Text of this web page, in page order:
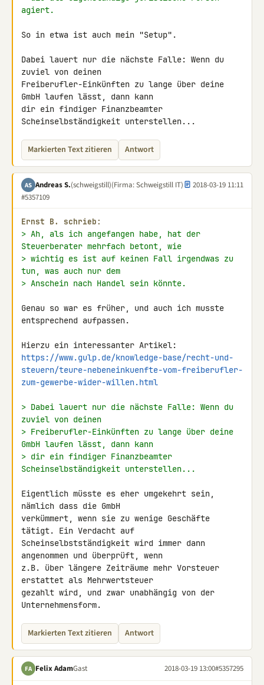
agiert.
So in etwa ist auch mein "Setup".
Dabei lauert nur die nächste Falle: Wenn du
zuviel von deinen
Freiberufler-Einkünften zu lange über deine
GmbH laufen lässt, dann kann
dir ein findiger Finanzbeamter
Scheinselbständigkeit unterstellen...
Markierten Text zitieren Antwort
AS Andreas S.(schweigstill)(Firma: Schweigstill IT)
2018-03-19 11:11
#5357109
Εrnst B. schrieb:
> Ah, als ich angefangen habe, hat der
Steuerberater mehrfach betont, wie
> wichtig es ist auf keinen Fall irgendwas zu
tun, was auch nur dem
> Anschein nach Handel sein könnte.
Genau so war es früher, und auch ich musste
entsprechend aufpassen.
https://www.gulp.de/knowledge-base/recht-und-
steuern/teure-nebeneinkuenfte-vom-freiberufler-
zum-gewerbe-wider-willen.html
> Dabei lauert nur die nächste Falle: Wenn du
zuviel von deinen
> Freiberufler-Einkünften zu lange über deine
GmbH laufen lässt, dann kann
> dir ein findiger Finanzbeamter
Scheinselbständigkeit unterstellen...
Eigentlich müsste es eher umgekehrt sein,
nämlich dass die GmbH
verkümmert, wenn sie zu wenige Geschäfte
tätigt. Ein Verdacht auf
Scheinselbstständigkeit wird immer dann
angenommen und überprüft, wenn
z.B. über längere Zeiträume mehr Vorsteuer
erstattet als Mehrwertsteuer
gezahlt wird, und zwar unabhängig von der
Unternehmensform.
Markierten Text zitieren Antwort
FA Felix AdamGast 2018-03-19 13:00#5357295